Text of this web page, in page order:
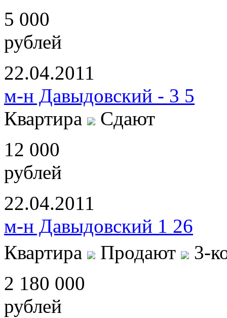
5 000
рублей
22.04.2011
м-н Давыдовский - 3 5
Квартира
Сдают
12 000
рублей
22.04.2011
м-н Давыдовский 1 26
Квартира
Продают
3-
2 180 000
рублей